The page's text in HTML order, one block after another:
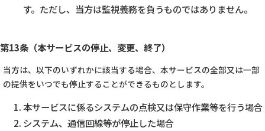
す。ただし、当方は監視義務を負うものではありません。
第13条（本サービスの停止、変更、終了）
当方は、以下のいずれかに該当する場合、本サービスの全部又は一部
の提供をいつでも停止することができるものとします。
本サービスに係るシステムの点検又は保守作業等を行う場合
システム、通信回線等が停止した場合